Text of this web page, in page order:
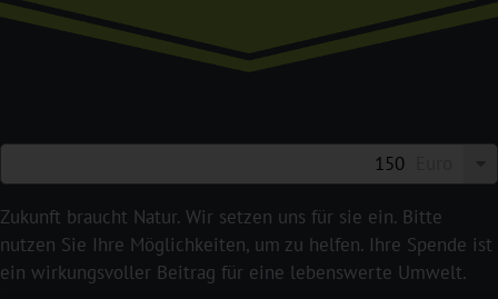
Zukunft braucht Natur. Wir setzen uns für sie ein. Bitte
nutzen Sie Ihre Möglichkeiten, um zu helfen. Ihre Spende ist
ein wirkungsvoller Beitrag für eine lebenswerte Umwelt.